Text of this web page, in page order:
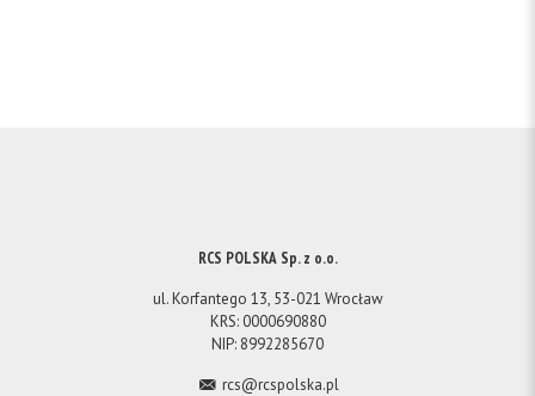
RCS POLSKA Sp. z o.o.
ul. Korfantego 13, 53-021 Wrocław
KRS: 0000690880
NIP: 8992285670
rcs@rcspolska.pl